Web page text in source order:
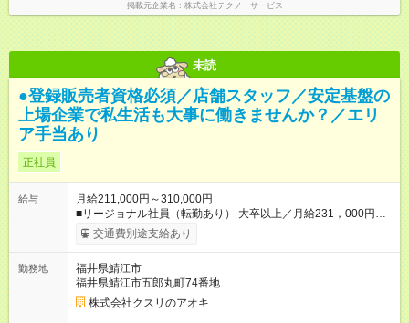
掲載元企業名 株式会社テクノ・サービス
未読
●登録販売者資格必須／店舗スタッフ／安定基盤の
上場企業で私生活も大事に働きませんか？／エリ
ア手当あり
正社員
給与
月給211,000円～310,000円
■リージョナル社員（転勤あり） 大卒以上／月給231，000円～
310，000円 高卒以上／月給211，000円～310，000円 ★エリア
手当（石川県、富山県、福井県、岐阜県、群馬県、茨城県 月1
種手当あり ★登録販売者資格保持者への月1万円支給を含む（実
務経験がない方にも同額を支給） ※ただし、短時間勤務・早番
固定社員は当社規定に従い額が変動 ＝＝＝＝＝＝＝＝＝＝＝＝
＝＝ ★職務給制度で実力次第で収入アップ！ 職務内容に応じて
交通費別途支給あり
勤務地
福井県鯖江市
福井県鯖江市五郎丸町74番地
株式会社クスリのアオキ